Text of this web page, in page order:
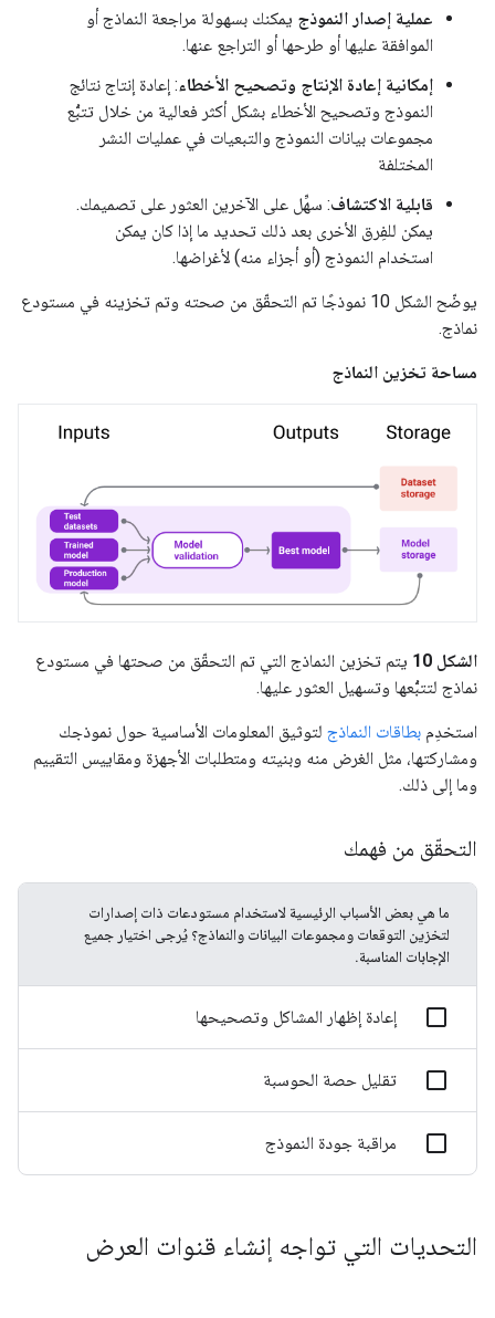
عملية إصدار النموذج يمكنك بسهولة مراجعة النماذج أو
الموافقة عليها أو طرحها أو التراجع عنها.
إمكانية إعادة الإنتاج وتصحيح الأخطاء: إعادة إنتاج نتائج
النموذج وتصحيح الأخطاء بشكل أكثر فعالية من خلال تتبُّع
مجموعات بيانات النموذج والتبعيات في عمليات النشر
المختلفة
قابلية الاكتشاف: سهِّل على الآخرين العثور على تصميمك.
يمكن للفِرق الأخرى بعد ذلك تحديد ما إذا كان يمكن
استخدام النموذج (أو أجزاء منه) لأغراضها.
يوضّح الشكل 10 نموذجًا تم التحقّق من صحته وتم تخزينه في مستودع
نماذج.
مساحة تخزين النماذج
الشكل 10
يتم تخزين النماذج التي تم التحقّق من صحتها في مستودع
نماذج لتتبُّعها وتسهيل العثور عليها.
استخدِم بطاقات النماذج لتوثيق المعلومات الأساسية حول نموذجك
ومشاركتها، مثل الغرض منه وبنيته ومتطلبات الأجهزة ومقاييس التقييم
وما إلى ذلك.
التحقّق من فهمك
ما هي بعض الأسباب الرئيسية لاستخدام مستودعات ذات إصدارات
لتخزين التوقعات ومجموعات البيانات والنماذج؟ يُرجى اختيار جميع
الإجابات المناسبة.
إعادة إظهار المشاكل وتصحيحها
تقليل حصة الحوسبة
مراقبة جودة النموذج
التحديات التي تواجه إنشاء قنوات العرض